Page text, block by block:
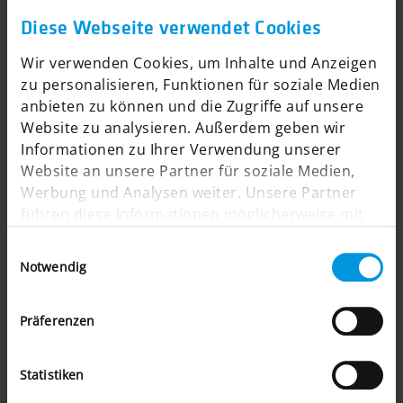
Diese Webseite verwendet Cookies
Wir verwenden Cookies, um Inhalte und Anzeigen
zu personalisieren, Funktionen für soziale Medien
anbieten zu können und die Zugriffe auf unsere
Website zu analysieren. Außerdem geben wir
Informationen zu Ihrer Verwendung unserer
Website an unsere Partner für soziale Medien,
Werbung und Analysen weiter. Unsere Partner
führen diese Informationen möglicherweise mit
bereitgestellt haben oder die sie im Rahmen Ihrer
Nutzung der Dienste gesammelt haben.
Notwendig
Präferenzen
Statistiken
Aufwand erreichbar sind.
Aufwand, der sich aber
langfristig auszahlt. Auch hier empfehlen wir nichts,
was nicht zu unseren Kunden passt. Denn wir wissen,
dass die Bäume nicht in den Himmel wachsen und
Budgets nicht unendlich groß sind. Wir wissen aber
auch: Ihre Kunden haben eine gewisse
Erwartungshaltung und der nächste Onlineshop ist
nur einen Klick entfernt.